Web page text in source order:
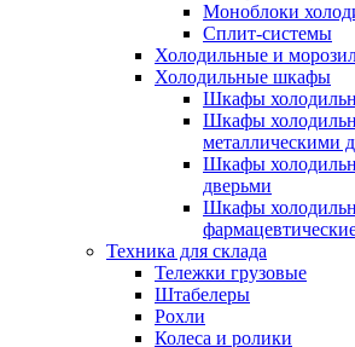
Моноблоки
Сплит-системы
Холодильные и
Холодильные шкафы
Шкафы
Шкафы
металлическими
Шкафы
дверьми
Шкафы
Техника для склада
Тележки грузовые
Штабелеры
Рохли
Колеса и ролики